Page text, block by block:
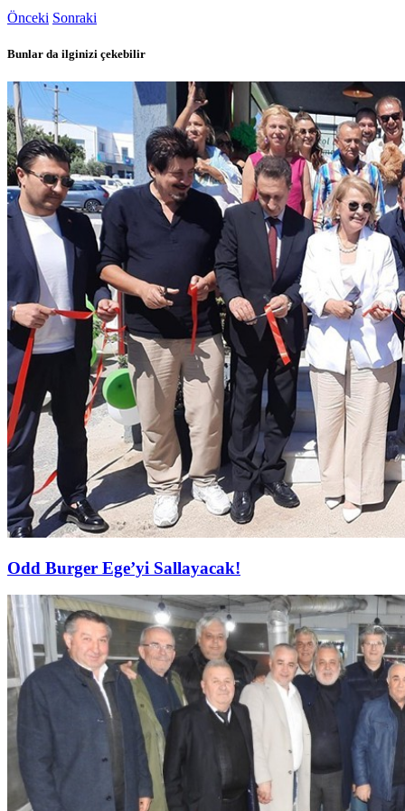
Önceki Sonraki
Bunlar da ilginizi çekebilir
Odd Burger Ege’yi Sallayacak!